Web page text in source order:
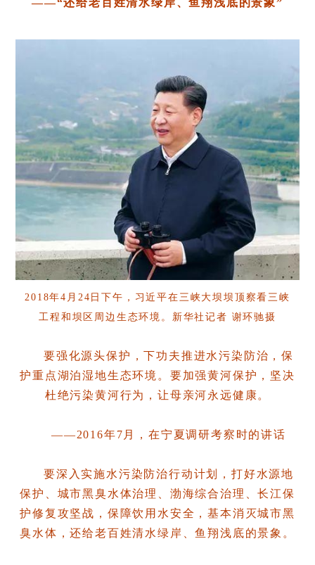
——“还给老百姓清水绿岸、鱼翔浅底的景象”
2018年4月24日下午，习近平在三峡大坝坝顶察看三峡
工程和坝区周边生态环境。新华社记者 谢环驰摄
要强化源头保护，下功夫推进水污染防治，保
护重点湖泊湿地生态环境。要加强黄河保护，坚决
杜绝污染黄河行为，让母亲河永远健康。
——2016年7月，在宁夏调研考察时的讲话
要深入实施水污染防治行动计划，打好水源地
保护、城市黑臭水体治理、渤海综合治理、长江保
护修复攻坚战，保障饮用水安全，基本消灭城市黑
臭水体，还给老百姓清水绿岸、鱼翔浅底的景象。